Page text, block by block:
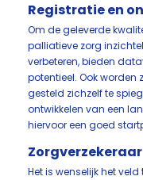
Registratie en
Om de geleverde
palliatieve zorg
verbeteren, bieden
potentieel. Ook
gesteld zichzelf te
ontwikkelen van een
hiervoor een goed
Zorgverzekeraar
Het is wenselijk het